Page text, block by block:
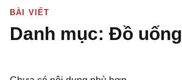
BÀI VIẾT
Danh mục: Đồ uống